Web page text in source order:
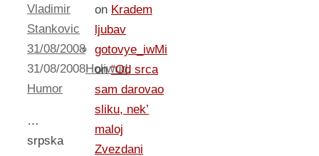
Vladimir
Stankovic
31/08/2008
31/08/2008Holiwud,
Humor
…
srpska
on Kradem
ljubav
gotovye_iwMi
on“Od srca
sam darovao
sliku, nek’
maloj
Zvezdani